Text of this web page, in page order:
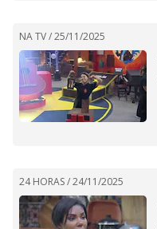
NA TV /25/11/2025
24 HORAS /24/11/2025